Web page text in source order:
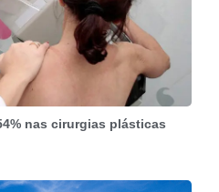
nas cirurgias plásticas